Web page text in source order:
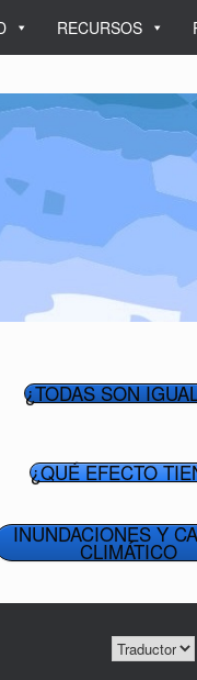
RECURSOS
¿TODAS SON
¿QUÉ EFECTO
INUNDACIONES Y
CLIMÁTICO